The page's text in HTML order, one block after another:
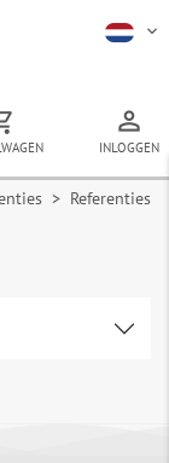
INLOGGEN
> Referenties